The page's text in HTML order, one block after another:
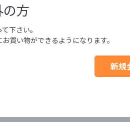
方
下さい。
買い物ができるようになります。